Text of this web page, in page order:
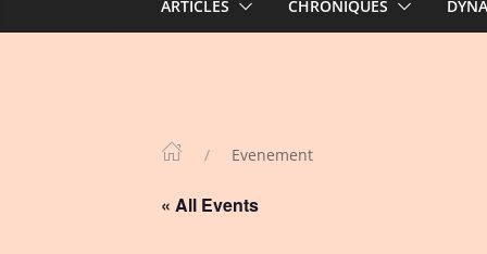
ARTICLES CHRONIQUES
Evenement
« All Events